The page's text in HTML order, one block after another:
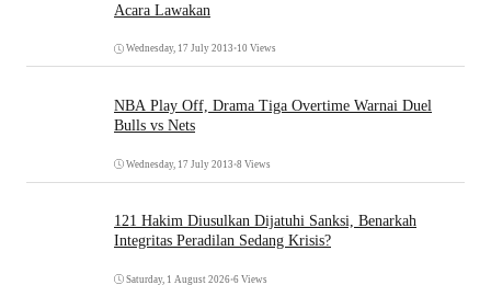
Acara Lawakan
Wednesday, 17 July 2013 •10 Views
NBA Play Off, Drama Tiga Overtime Warnai Duel
Bulls vs Nets
Wednesday, 17 July 2013 •8 Views
121 Hakim Diusulkan Dijatuhi Sanksi, Benarkah
Integritas Peradilan Sedang Krisis?
Saturday, 1 August 2026•6 Views